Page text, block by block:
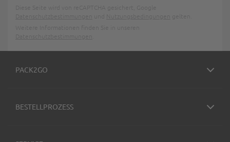
PACK2GO
BESTELLPROZESS